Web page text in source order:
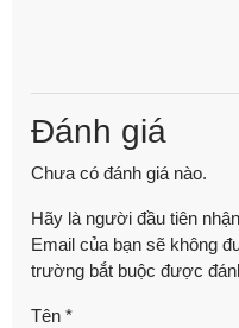
Đánh giá
Chưa có đánh giá nào.
Hãy là người đầu tiên
Email của bạn sẽ không
trường bắt buộc được
Tên *